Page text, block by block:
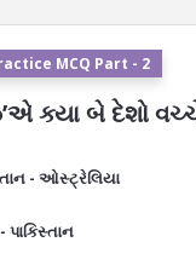
MCQ Part - 2
ક્યા બે દેશો વચ્ચે
- ઓસ્ટ્રેલિયા
પાકિસ્તાન